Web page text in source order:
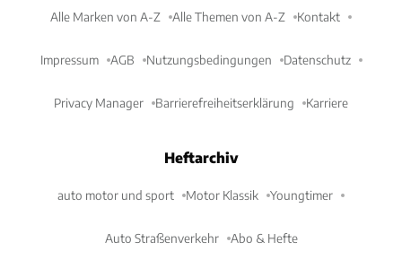
Alle Marken von A-Z Alle Themen von A-Z Kontakt
Impressum AGB Nutzungsbedingungen Datenschutz
Privacy Manager Barrierefreiheitserklärung Karriere
Heftarchiv
auto motor und sport Motor Klassik Youngtimer
Auto Straßenverkehr Abo & Hefte